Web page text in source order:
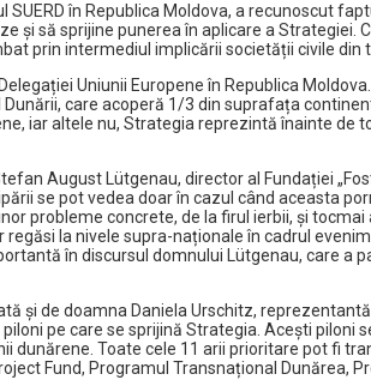
în Republica Moldova, a recunoscut
și să sprijine punerea în aplicare a
prin intermediul implicării societății civile din
Uniunii Europene în Republica
care acoperă 1/3 din suprafața
iar altele nu, Strategia reprezintă înainte
August Lütgenau, director al Fundației
se pot vedea doar în cazul când aceasta
probleme concrete, de la firul ierbii, și
la nivele supra-naționale în cadrul
în discursul domnului Lütgenau, care a
și de doamna Daniela Urschitz,
pe care se sprijină Strategia. Acești
dunărene. Toate cele 11 arii prioritare pot fi
Fund, Programul Transnațional Dunărea,